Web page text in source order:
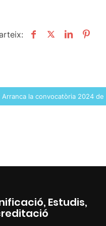
Doctorals i Treballs Fi de
Arranca la convocatòria 2024 de
Estudis,